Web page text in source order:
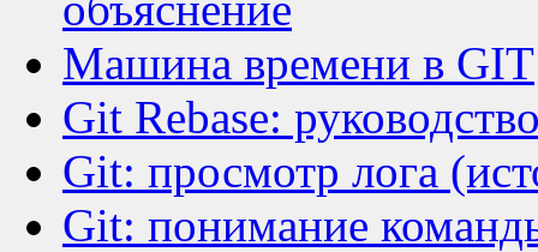
Машина времени в GIT
Git Rebase:
Git: просмотр лога
Git: понимание